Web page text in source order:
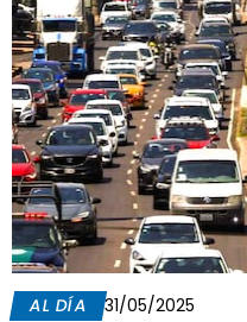
AL DÍA 31/05/2025